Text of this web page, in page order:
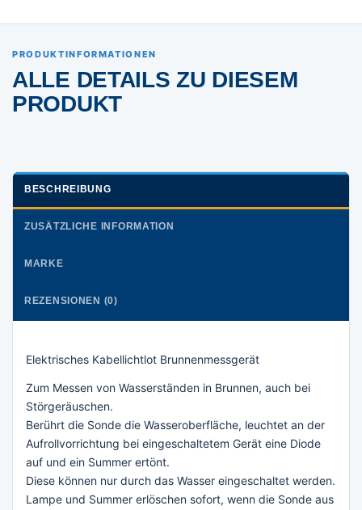
PRODUKTINFORMATIONEN
ALLE DETAILS ZU DIESEM
PRODUKT
BESCHREIBUNG
ZUSÄTZLICHE INFORMATION
MARKE
REZENSIONEN (0)
Elektrisches Kabellichtlot Brunnenmessgerät
Zum Messen von Wasserständen in Brunnen, auch bei
Störgeräuschen.
Berührt die Sonde die Wasseroberfläche, leuchtet an der
Aufrollvorrichtung bei eingeschaltetem Gerät eine Diode
auf und ein Summer ertönt.
Diese können nur durch das Wasser eingeschaltet werden.
Lampe und Summer erlöschen sofort, wenn die Sonde aus